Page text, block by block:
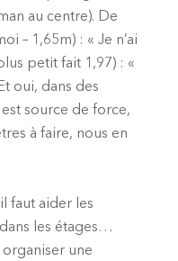
au centre). De
– 1,65m) : « Je n’ai
petit fait 1,97) : «
oui, dans des
source de force,
à faire, nous en
faut aider les
les étages…
une